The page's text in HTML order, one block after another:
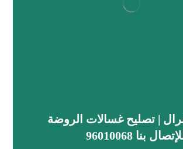
| تصليح غسالات الروضة
بنا 96010068